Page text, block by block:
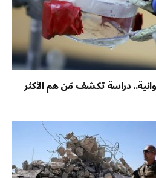
دراسة تكشف مَن هم الأكثر